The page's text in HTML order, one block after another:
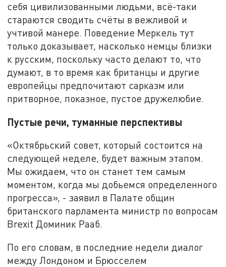
себя цивилизованными людьми, всё-таки
стараются сводить счёты в вежливой и
учтивой манере. Поведение Меркель тут
только доказывает, насколько немцы близки
к русским, поскольку часто делают то, что
думают, в то время как британцы и другие
европейцы предпочитают сарказм или
притворное, показное, пустое дружелюбие.
Пустые речи, туманные перспективы
«Октябрьский совет, который состоится на
следующей неделе, будет важным этапом.
Мы ожидаем, что он станет тем самым
моментом, когда мы добьемся определенного
прогресса», - заявил в Палате общин
британского парламента министр по вопросам
Brexit Доминик Рааб.
По его словам, в последние недели диалог
между Лондоном и Брюсселем